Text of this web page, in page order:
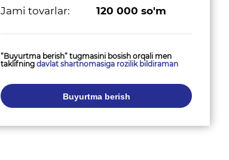
Jami tovarlar: 120 000 so'm
“Buyurtma berish” tugmasini bosish orqali men
taklifning davlat shartnomasiga rozilik bildiraman
Buyurtma berish